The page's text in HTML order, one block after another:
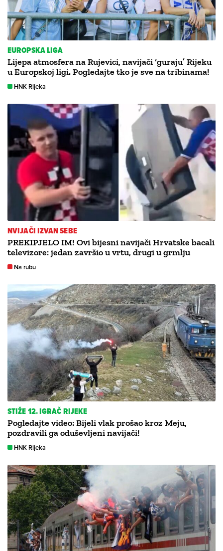
EUROPSKA LIGA
Lijepa atmosfera na Rujevici, navijači ‘guraju’ Rijeku
u Europskoj ligi. Pogledajte tko je sve na tribinama!
HNK Rijeka
NVIJAČI IZVAN SEBE
PREKIPJELO IM! Ovi bijesni navijači Hrvatske bacali
televizore: jedan završio u vrtu, drugi u grmlju
Na rubu
STIŽE 12. IGRAČ RIJEKE
Pogledajte video: Bijeli vlak prošao kroz Meju,
pozdravili ga oduševljeni navijači!
HNK Rijeka